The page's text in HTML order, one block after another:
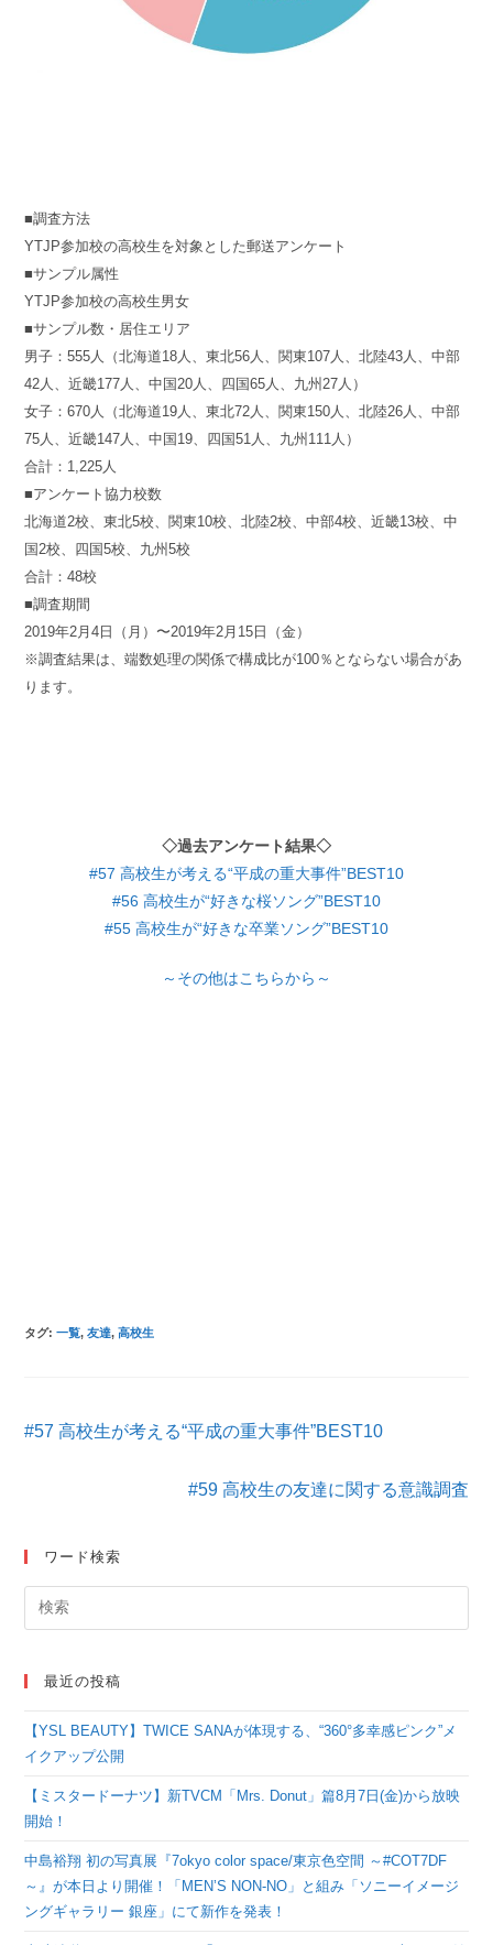
■調査方法
YTJP参加校の高校生を対象とした郵送アンケート
■サンプル属性
YTJP参加校の高校生男女
■サンプル数・居住エリア
男子：555人（北海道18人、東北56人、関東107人、北陸43人、中部
42人、近畿177人、中国20人、四国65人、九州27人）
女子：670人（北海道19人、東北72人、関東150人、北陸26人、中部
75人、近畿147人、中国19、四国51人、九州111人）
合計：1,225人
■アンケート協力校数
北海道2校、東北5校、関東10校、北陸2校、中部4校、近畿13校、中
国2校、四国5校、九州5校
合計：48校
■調査期間
2019年2月4日（月）〜2019年2月15日（金）
※調査結果は、端数処理の関係で構成比が100％とならない場合があ
ります。
◇過去アンケート結果◇
#57 高校生が考える“平成の重大事件”BEST10
#56 高校生が“好きな桜ソング”BEST10
#55 高校生が“好きな卒業ソング”BEST10
～その他はこちらから～
タグ:一覧, 友達, 高校生
の
読
む
#57 高校生が考える“平成の重大事件”BEST10
#59 高校生の友達に関する意識調査
ワード検索
最近の投稿
【YSL BEAUTY】TWICE SANAが体現する、“360°多幸感ピンク”メ
イクアップ公開
【ミスタードーナツ】新TVCM「Mrs. Donut」篇8月7日(金)から放映
開始！
中島裕翔 初の写真展『7okyo color space/東京色空間 ～#COT7DF
～』が本日より開催！「MEN’S NON-NO」と組み「ソニーイメージ
ングギャラリー 銀座」にて新作を発表！